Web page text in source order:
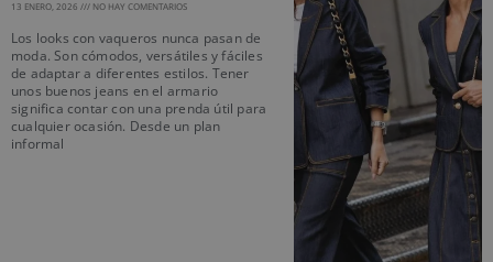
13 ENERO, 2026 NO HAY COMENTARIOS
Los looks con vaqueros nunca pasan de
moda. Son cómodos, versátiles y fáciles
de adaptar a diferentes estilos. Tener
unos buenos jeans en el armario
significa contar con una prenda útil para
cualquier ocasión. Desde un plan
informal